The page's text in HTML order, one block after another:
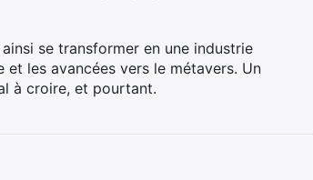
se transformer en une industrie
et les avancées vers le métavers. Un
à croire, et pourtant.